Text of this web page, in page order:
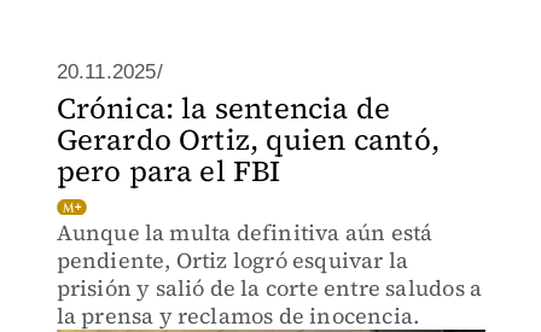
20.11.2025/
Crónica: la sentencia de
Gerardo Ortiz, quien cantó,
pero para el FBI
Aunque la multa definitiva aún está
pendiente, Ortiz logró esquivar la
prisión y salió de la corte entre saludos a
la prensa y reclamos de inocencia.